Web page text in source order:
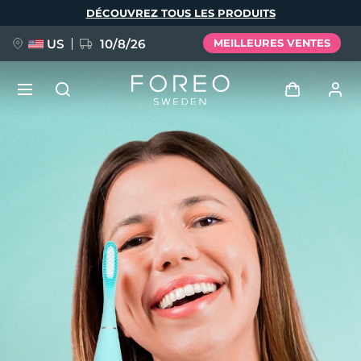
DÉCOUVREZ TOUS LES PRODUITS
US 10/8/26 MEILLEURES VENTES
Profil de l'utilisateur
Mes appareils
Mes commandes
Mes adresses
Mes abonnements
FAQ™ Pure Beauty-Tech Elixir
BREAKING NEWS
issa™ Teeth Whitening Set
Deutsch
Español
Français
Italiano
Português
Svenska
Русский
简体中文 繁體中文